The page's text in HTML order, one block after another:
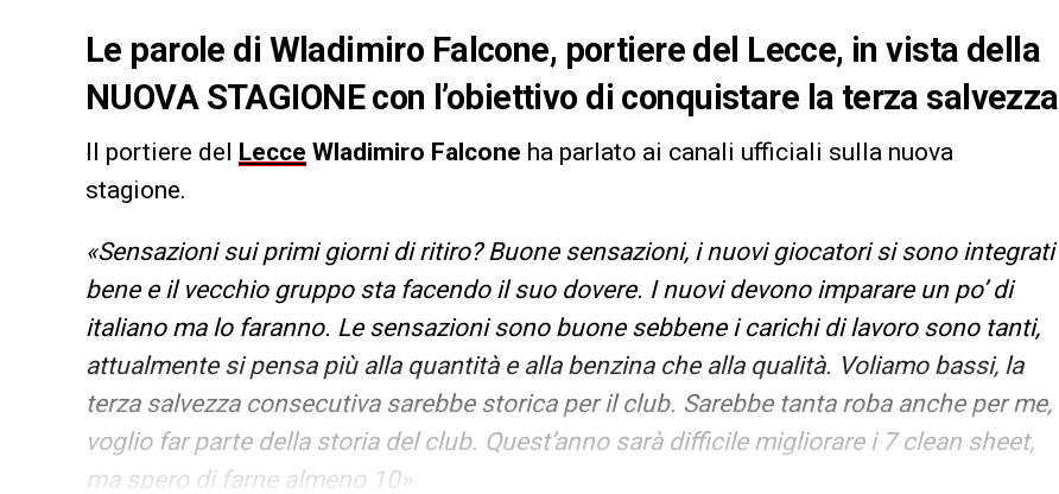
Le parole di Wladimiro Falcone, portiere del Lecce, in vista della
NUOVA STAGIONE con l’obiettivo di conquistare la terza salvezza
Il portiere del Lecce Wladimiro Falcone ha parlato ai canali ufficiali sulla nuova
stagione.
«Sensazioni sui primi giorni di ritiro? Buone sensazioni, i nuovi giocatori si sono integrati
bene e il vecchio gruppo sta facendo il suo dovere. I nuovi devono imparare un po’ di
italiano ma lo faranno. Le sensazioni sono buone sebbene i carichi di lavoro sono tanti,
attualmente si pensa più alla quantità e alla benzina che alla qualità. Voliamo bassi, la
terza salvezza consecutiva sarebbe storica per il club. Sarebbe tanta roba anche per me,
voglio far parte della storia del club. Quest’anno sarà difficile migliorare i 7 clean sheet,
ma spero di farne almeno 10».